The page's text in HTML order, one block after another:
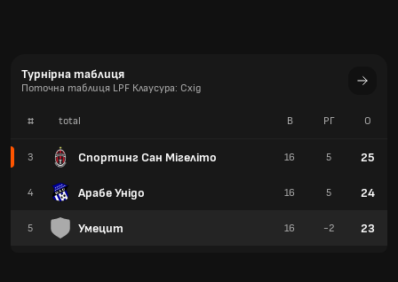
Турнірна таблиця
Поточна таблиця LPF Клаусура: Схід
# total
3 Спортинг Сан Мігеліто
4 Арабе Унідо
5 Умецит
В РГ О
16 5 25
16 5 24
16 -2 23